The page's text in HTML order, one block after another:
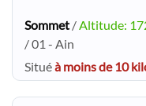
Sommet /Altitude:
/ 01 - Ain
Situéà moins de 10